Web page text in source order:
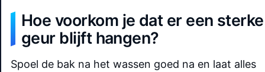
Hoe voorkom je dat er een sterke
geur blijft hangen?
Spoel de bak na het wassen goed na en laat alles